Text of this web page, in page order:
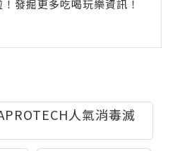
發掘更多吃喝玩樂資訊！
人氣消毒滅